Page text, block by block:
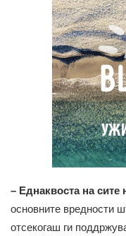
– Еднаквоста на сите
основните вредности
отсекогаш ги